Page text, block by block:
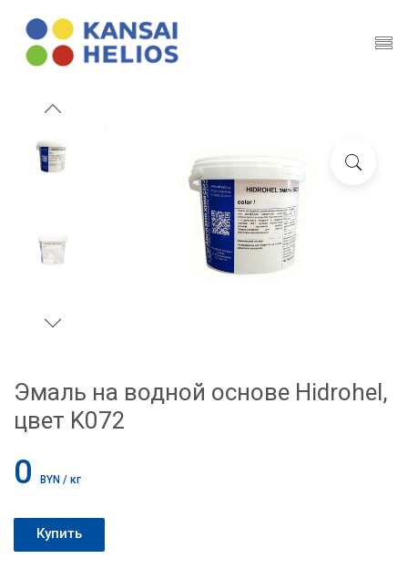
Эмаль на водной основе Hidrohel,
цвет K072
0 BYN / кг
Купить